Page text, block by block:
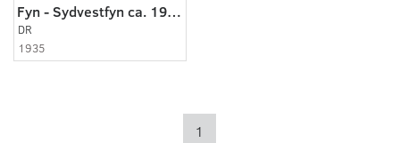
Fyn - Sydvestfyn ca. 1935
DR
1935
1